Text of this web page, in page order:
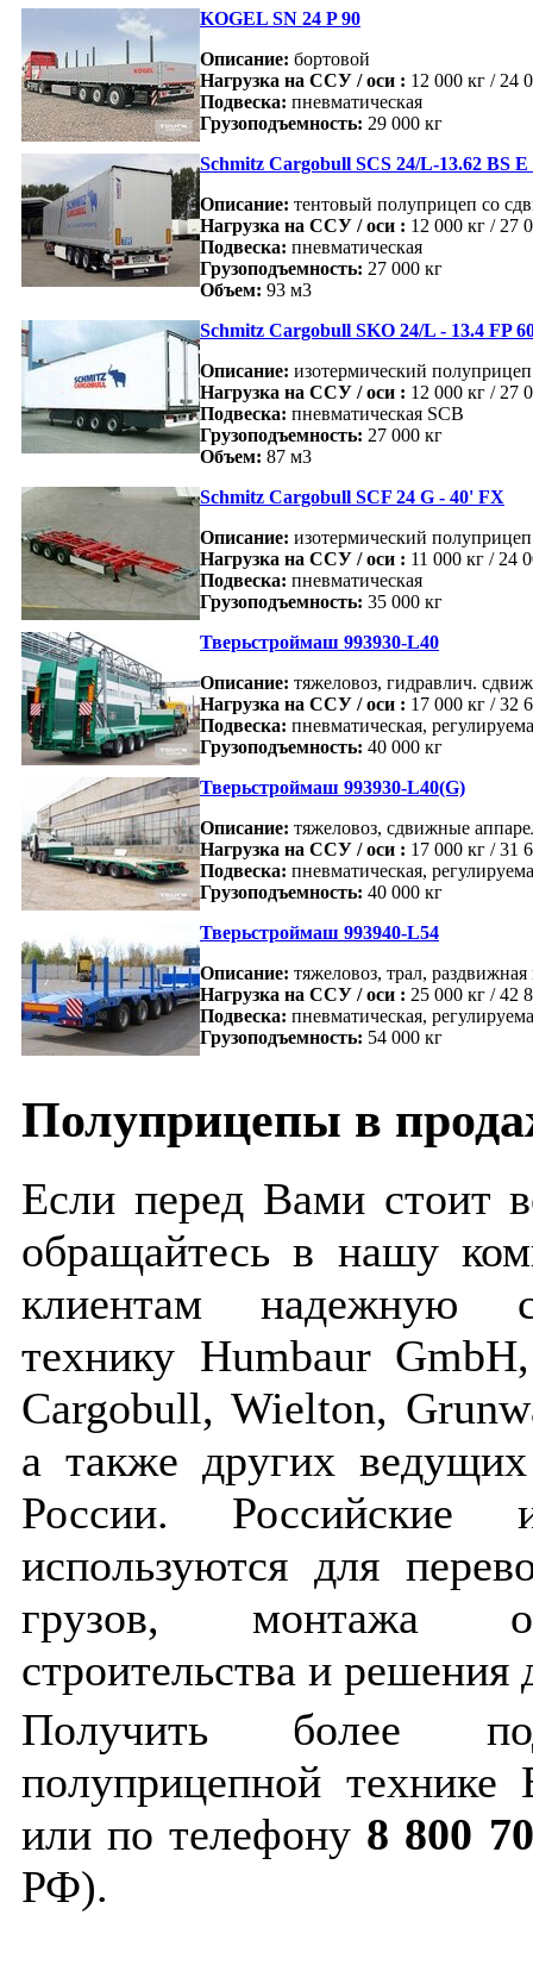
KOGEL SN 24 P 90
Описание: бортовой
Нагрузка на ССУ / оси : 12 000 кг / 24
Подвеска: пневматическая
Грузоподъемность: 29 000 кг
Schmitz Cargobull SCS 24/L-13.62 BS E
Описание: тентовый полуприцеп со
Нагрузка на ССУ / оси : 12 000 кг / 27
Подвеска: пневматическая
Грузоподъемность: 27 000 кг
Объем: 93 м3
Schmitz Cargobull SKO 24/L - 13.4 FP
Описание: изотермический
Нагрузка на ССУ / оси : 12 000 кг / 27
Подвеска: пневматическая SCB
Грузоподъемность: 27 000 кг
Объем: 87 м3
Schmitz Cargobull SCF 24 G - 40' FX
Описание: изотермический
Нагрузка на ССУ / оси : 11 000 кг / 24
Подвеска: пневматическая
Грузоподъемность: 35 000 кг
Тверьстроймаш 993930-L40
Описание: тяжеловоз, гидравлич.
Нагрузка на ССУ / оси : 17 000 кг / 32
Подвеска: пневматическая,
Грузоподъемность: 40 000 кг
Тверьстроймаш 993930-L40(G)
Описание: тяжеловоз, сдвижные
Нагрузка на ССУ / оси : 17 000 кг / 31
Подвеска: пневматическая,
Грузоподъемность: 40 000 кг
Тверьстроймаш 993940-L54
Описание: тяжеловоз, трал,
Нагрузка на ССУ / оси : 25 000 кг / 42
Подвеска: пневматическая,
Грузоподъемность: 54 000 кг
Полуприцепы в
Если перед Вами стоит
обращайтесь в нашу
клиентам надежную
технику Humbaur
Cargobull, Wielton,
а также других
России. Российские
используются для
грузов, монтажа
строительства и решения
Получить более
полуприцепной
или по телефону 8 800
РФ).